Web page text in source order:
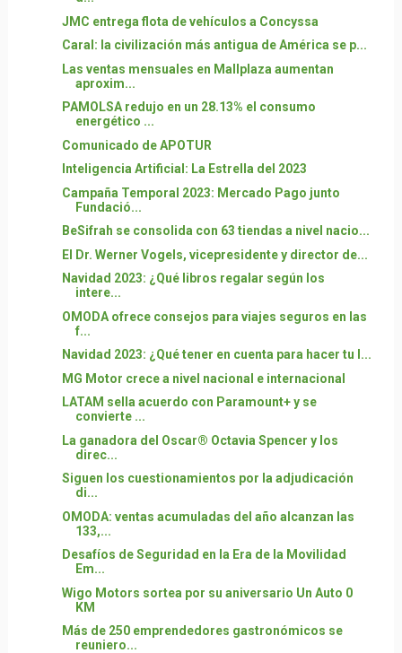
JMC entrega flota de vehículos a Concyssa
Caral: la civilización más antigua de América se p...
Las ventas mensuales en Mallplaza aumentan
aproxim...
PAMOLSA redujo en un 28.13% el consumo
energético ...
Comunicado de APOTUR
Inteligencia Artificial: La Estrella del 2023
Campaña Temporal 2023: Mercado Pago junto
Fundació...
BeSifrah se consolida con 63 tiendas a nivel nacio...
El Dr. Werner Vogels, vicepresidente y director de...
Navidad 2023: ¿Qué libros regalar según los
intere...
OMODA ofrece consejos para viajes seguros en las
f...
Navidad 2023: ¿Qué tener en cuenta para hacer tu l...
MG Motor crece a nivel nacional e internacional
LATAM sella acuerdo con Paramount+ y se
convierte ...
La ganadora del Oscar® Octavia Spencer y los
direc...
Siguen los cuestionamientos por la adjudicación
di...
OMODA: ventas acumuladas del año alcanzan las
133,...
Desafíos de Seguridad en la Era de la Movilidad
Em...
Wigo Motors sortea por su aniversario Un Auto 0
KM
Más de 250 emprendedores gastronómicos se
reuniero...